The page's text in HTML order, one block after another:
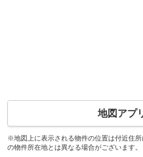
地図アプ
※地図上に表示される物件の位置は付近住
の物件所在地とは異なる場合がございます。